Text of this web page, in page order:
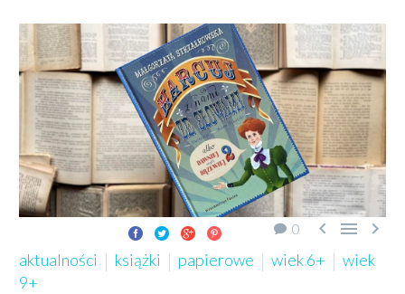
0   
aktualności książki papierowe wiek 6+
wiek
9+